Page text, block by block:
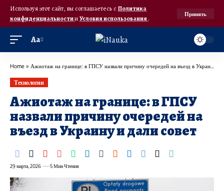
Используя этот сайт, вы соглашаетесь с Политика
конфиденциальностииУсловия использования.
Принять
Аа
Home » Ажиотаж на границе: в ГПСУ назвали причину очередей на въезд в Украину и дали совет
Технологии
Ажиотаж на границе: в ГПСУ
назвали причину очередей на
въезд в Украину и дали совет
29 марта, 2026 5 Мин Чтения